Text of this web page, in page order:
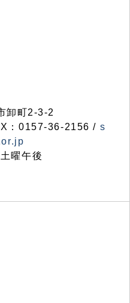
卸町2-3-2
：0157-36-2156 / s
曜午後